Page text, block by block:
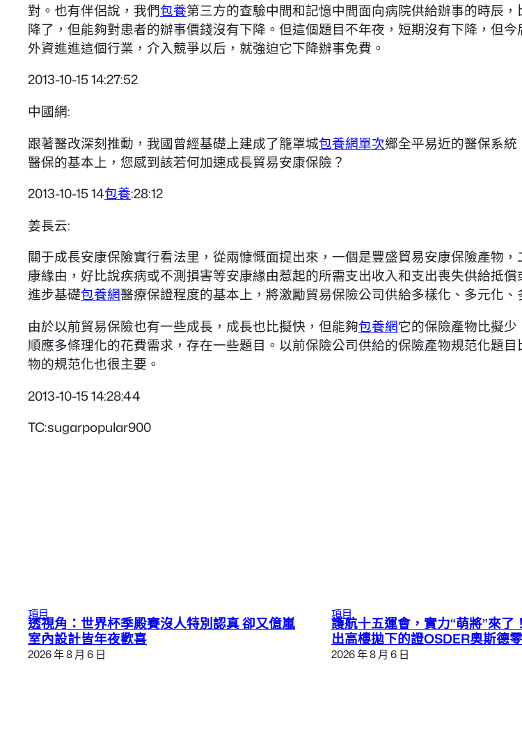
對。也有伴侶說，我們包養第三方的查驗中間和記憶中間面向病院供給辦事的時辰，
降了，但能夠對患者的辦事價錢沒有下降。但這個題目不年夜，短期沒有下降，但
外資進進這個行業，介入競爭以后，就強迫它下降辦事免費。
2013-10-15 14:27:52
中國網:
跟著醫改深刻推動，我國曾經基礎上建成了籠罩城包養網單次鄉全平易近的醫保系
醫保的基本上，您感到該若何加速成長貿易安康保險？
2013-10-15 14包養:28:12
姜長云:
關于成長安康保險實行看法里，從兩慷慨面提出來，一個是豐盛貿易安康保險產物
康緣由，好比說疾病或不測損害等安康緣由惹起的所需支出收入和支出喪失供給抵
進步基礎包養網醫療保證程度的基本上，將激勵貿易保險公司供給多樣化、多元化、
由於以前貿易保險也有一些成長，成長也比擬快，但能夠包養網它的保險產物比擬
順應多條理化的花費需求，存在一些題目。以前保險公司供給的保險產物規范化題
物的規范化也很主要。
2013-10-15 14:28:44
TC:sugarpopular900
項目
透視角：世界杯季殿賽沒人特別認真 卻又億嵐
室內設計皆年夜歡喜
2026 年 8 月 6 日
項目
護航十五運會，實力“萌將”來了
出高樓拋下的證OSDER奧斯德
2026 年 8 月 6 日